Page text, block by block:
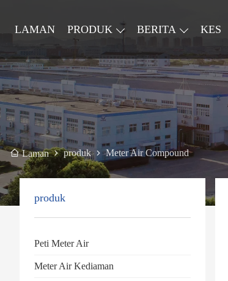
LAMAN PRODUK BERITA KES
Laman produk Meter Air Compound
produk
Peti Meter Air
Meter Air Kediaman